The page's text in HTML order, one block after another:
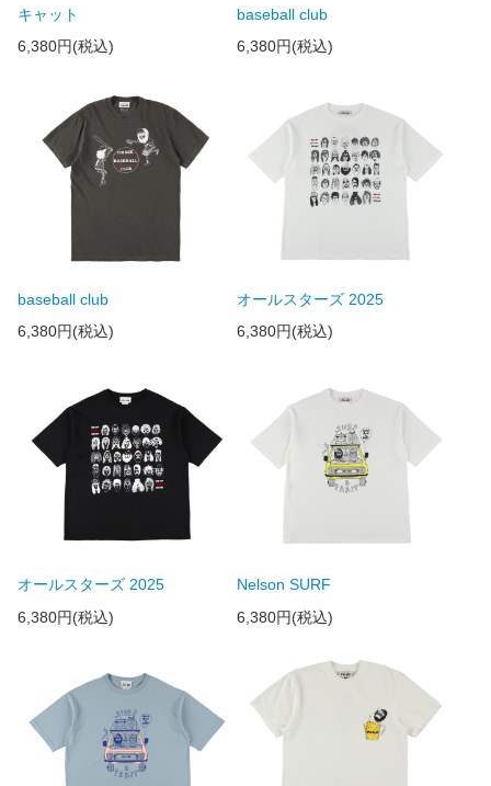
キャット
6,380円(税込)
baseball club
6,380円(税込)
baseball club
6,380円(税込)
オールスターズ 2025
6,380円(税込)
オールスターズ 2025
6,380円(税込)
Nelson SURF
6,380円(税込)